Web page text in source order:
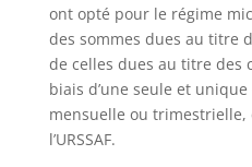
ont opté pour le régime
des sommes dues au titre
de celles dues au titre des
biais d’une seule et
mensuelle ou trimestrielle,
l’URSSAF.